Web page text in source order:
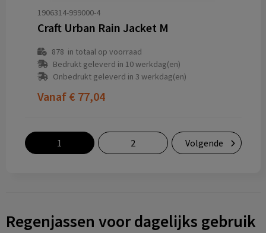
1906314-999000-4
Craft Urban Rain Jacket M
878 in totaal op voorraad
Bedrukt geleverd in 10 werkdag(en)
Onbedrukt geleverd in 3 werkdag(en)
Vanaf € 77,04
1 2 Volgende
Regenjassen voor dagelijks gebruik